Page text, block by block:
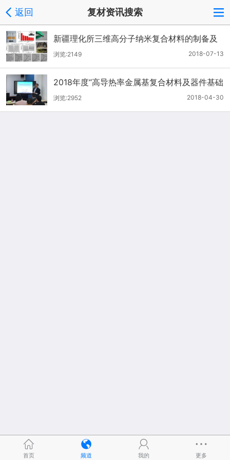
返回 复材资讯搜索
新疆理化所三维高分子纳米复合材料的制备及
应用研究
2018-07-13
浏览:2149
2018年度“高导热率金属基复合材料及器件基础
应用研究
2018-04-30
浏览:2952
首页 频道 我的 更多